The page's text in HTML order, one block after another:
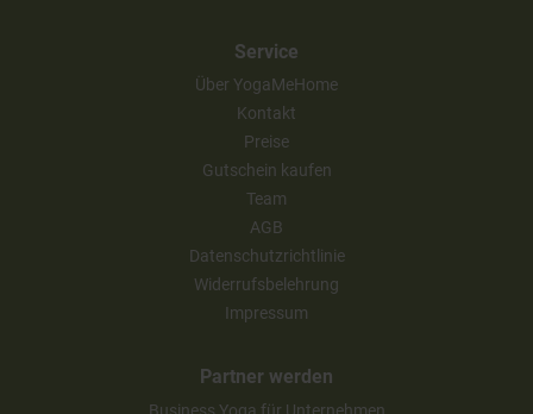
Service
Über YogaMeHome
Kontakt
Preise
Gutschein kaufen
Team
AGB
Datenschutzrichtlinie
Widerrufsbelehrung
Impressum
Partner werden
Business Yoga für Unternehmen